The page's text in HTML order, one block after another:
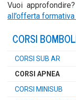
Vuoi
all’offerta
COR­SI
COR­SI SUB AR
COR­SI APNEA
COR­SI MINISUB